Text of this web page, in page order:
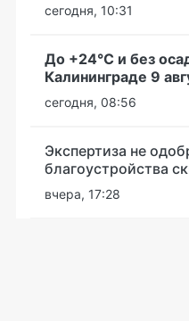
сегодня, 10:31
До +24°С и без
Калининграде 9
сегодня, 08:56
Экспертиза не
благоустройства
вчера, 17:28